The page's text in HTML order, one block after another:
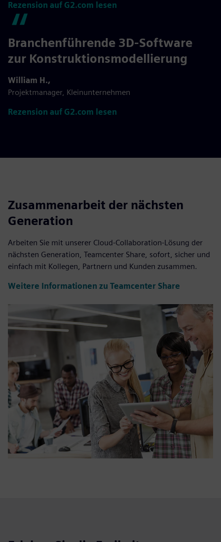
Rezension auf G2.com lesen
Branchenführende 3D-Software
zur Konstruktionsmodellierung
William H.,
Projektmanager, Kleinunternehmen
Rezension auf G2.com lesen
Zusammenarbeit der nächsten
Generation
Arbeiten Sie mit unserer Cloud-Collaboration-Lösung der
nächsten Generation, Teamcenter Share, sofort, sicher und
einfach mit Kollegen, Partnern und Kunden zusammen.
Weitere Informationen zu Teamcenter Share